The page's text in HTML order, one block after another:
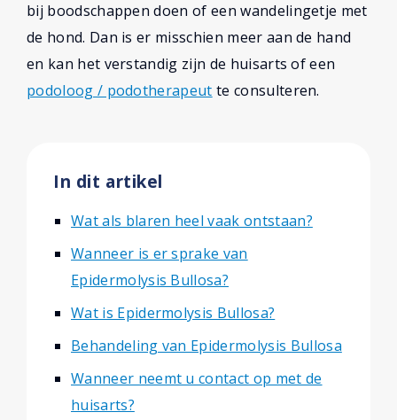
bij boodschappen doen of een wandelingetje met
de hond. Dan is er misschien meer aan de hand
en kan het verstandig zijn de huisarts of een
podoloog / podotherapeut te consulteren.
In dit artikel
Wat als blaren heel vaak ontstaan?
Wanneer is er sprake van
Epidermolysis Bullosa?
Wat is Epidermolysis Bullosa?
Behandeling van Epidermolysis Bullosa
Wanneer neemt u contact op met de
huisarts?